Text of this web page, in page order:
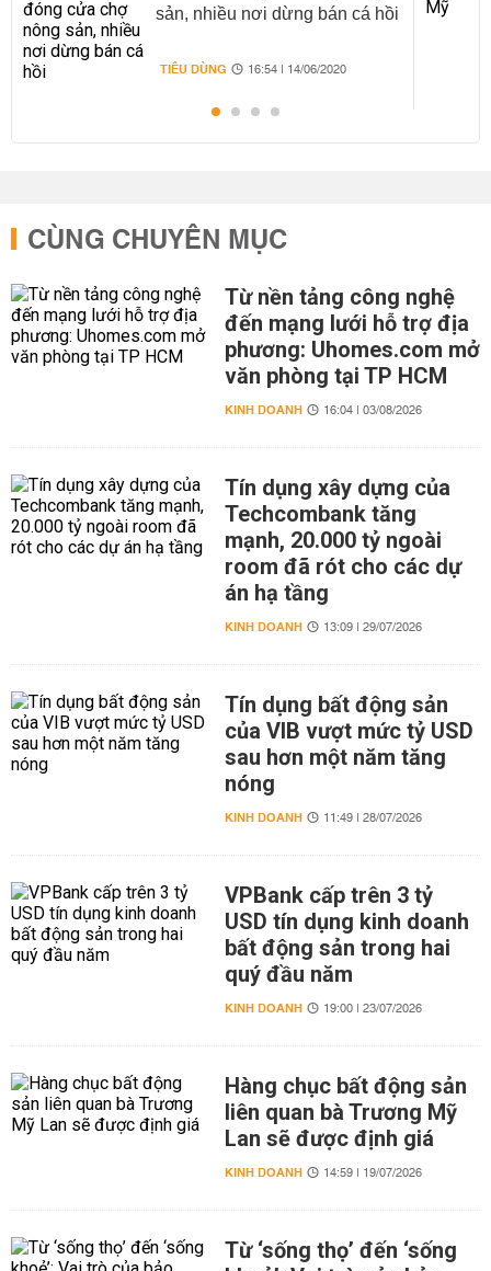
sản, nhiều nơi dừng bán cá hồi
TIÊU DÙNG 16:54 | 14/06/2020
CÙNG CHUYÊN MỤC
Từ nền tảng công nghệ
đến mạng lưới hỗ trợ địa
phương: Uhomes.com mở
văn phòng tại TP HCM
KINH DOANH 16:04 | 03/08/2026
Tín dụng xây dựng của
Techcombank tăng
mạnh, 20.000 tỷ ngoài
room đã rót cho các dự
án hạ tầng
KINH DOANH 13:09 | 29/07/2026
Tín dụng bất động sản
của VIB vượt mức tỷ USD
sau hơn một năm tăng
nóng
KINH DOANH 11:49 | 28/07/2026
VPBank cấp trên 3 tỷ
USD tín dụng kinh doanh
bất động sản trong hai
quý đầu năm
KINH DOANH 19:00 | 23/07/2026
Hàng chục bất động sản
liên quan bà Trương Mỹ
Lan sẽ được định giá
KINH DOANH 14:59 | 19/07/2026
Từ ‘sống thọ’ đến ‘sống